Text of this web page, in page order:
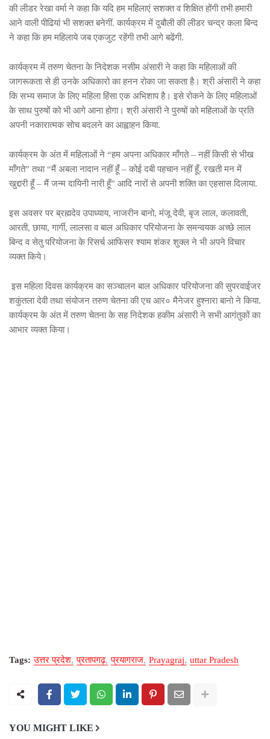
की लीडर रेखा वर्मा ने कहा कि यदि हम महिलाएं सशक्त व शिक्षित होंगी तभी हमारी
आने वाली पीढियां भी सशक्त बनेगीं. कार्यक्रम में दुबौली की लीडर चन्द्र कला बिन्द
ने कहा कि हम महिलाये जब एकजुट रहेंगी तभी आगे बढेंगी.
कार्यक्रम में तरुण चेतना के निदेशक नसीम अंसारी ने कहा कि महिलाओं की
जागरूकता से ही उनके अधिकारो का हनन रोका जा सकता है। श्री अंसारी ने कहा
कि सभ्य समाज के लिए महिला हिंसा एक अभिशाप है। इसे रोकने के लिए महिलाओं
के साथ पुरुषों को भी आगे आना होगा। श्री अंसारी ने पुरुषों को महिलाओं के प्रति
अपनी नकारात्मक सोच बदलने का आह्वाहन किया.
कार्यक्रम के अंत में महिलाओं ने “हम अपना अधिकार माँगते – नहीं किसी से भीख
माँगते” तथा “मैं अबला नादान नहीं हूँ – कोई दबी पहचान नहीं हूँ, रखती मन में
खुद्दारी हूँ – मैं जन्म दायिनी नारी हूँ” आदि नारों से अपनी शक्ति का एहसास दिलाया.
इस अवसर पर ब्रह्मदेव उपाध्याय, नाजरीन बानो, मंजू देवी, बृज लाल, कलावती,
आरती, छाया, गार्गी, लालसा व बाल अधिकार परियोजना के समन्वयक अच्छे लाल
बिन्द व सेतु परियोजना के रिसर्च आफिसर श्याम शंकर शुक्ल ने भी अपने विचार
व्यक्त किये।
इस महिला दिवस कार्यक्रम का सञ्चालन बाल अधिकार परियोजना की सुपरवाईजर
शकुंतला देवी तथा संयोजन तरुण चेतना की एच आर० मैनेजर हुश्नारा बानो ने किया.
कार्यक्रम के अंत में तरुण चेतना के सह निदेशक हकीम अंसारी ने सभी आगंतुकों का
आभार व्यक्त किया।
Tags: उत्तर प्रदेश प्रतापगढ़ प्रयागराज Prayagraj uttar Pradesh
YOU MIGHT LIKE